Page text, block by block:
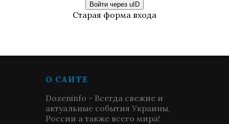
Войти через uID
Старая форма входа
О САЙТЕ
Dozeninfo - Всегда свежие и
актуальные события Украины,
России а также всего мира!